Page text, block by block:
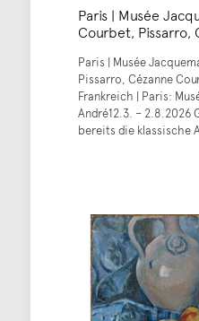
Paris | Musée
Courbet, Pissarro,
Paris | Musée
Pissarro, Cézanne
Frankreich | Paris:
André12.3. – 2.8.2026
bereits die klassische